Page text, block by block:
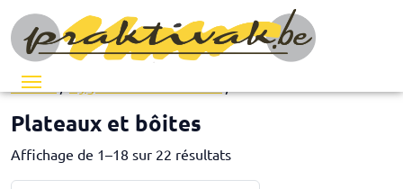
Menu
Accueil
Plateaux et bôites
Affichage de 1–18 sur 22 résultats